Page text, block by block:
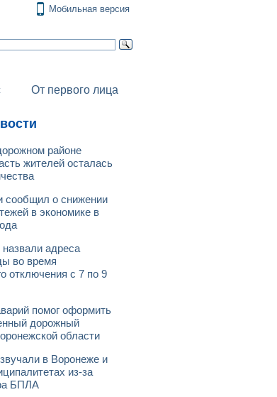
Мобильная версия
От первого лица
районе
жителей осталась
сообщил о снижении
в экономике в
адреса
во время
отключения с 7 по 9
помог оформить
дорожный
области
в Воронеже и
из-за
БПЛА